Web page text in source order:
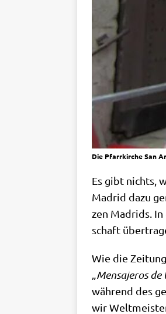
Die Pfarrkirche San
Es gibt nichts,
Madrid dazu
zen Madrids.
schaft
Wie die Zei­tung
Men­sa­je­ros de
wäh­rend des
wir